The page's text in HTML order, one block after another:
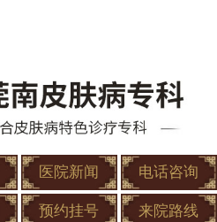
医院新闻 电话咨询
预约挂号 来院路线